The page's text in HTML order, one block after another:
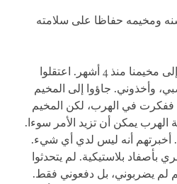
حفاظا على سلامته
جاء الجيش اللبناني إلى مخيمنا منذ 4 أشهر. اعتقلوا
وصبي، وأخذوني. جاؤوا إلى المخيم
5 صباحا ففكرت في الهرب، لكن المخيم
الهرب يمكن أن تزيد الأمر سوءا.
أخبرتهم أنه ليس لدي أي شيء.
بأصفاد بلاستيكية. لم يتحدثوا
لم يضربوني، بل دفعوني فقط.